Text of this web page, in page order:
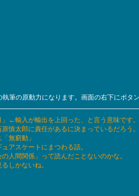
筆の原動力になります。画面の右下にボタ
←輸入が輸出を上回った、と言う意味です
慎太郎に責任があるに決まっているだろう。
無窮動」
アスケートにまつわる話。
間関係」って読んだことないのかな。
しかないね。